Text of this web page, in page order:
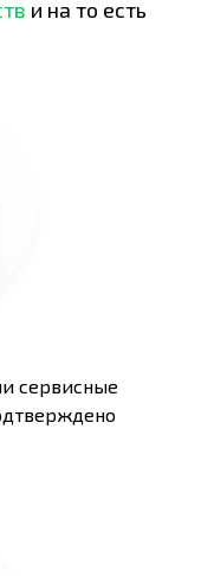
и на то есть
сервисные